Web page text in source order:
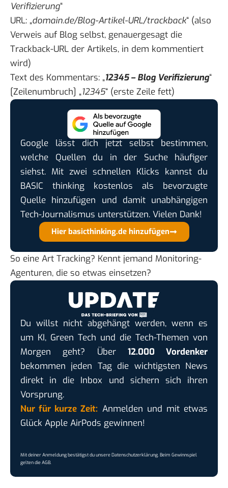
Verifizierung“
URL: „domain.de/Blog-Artikel-URL/trackback“ (also
Verweis auf Blog selbst, genauergesagt die
Trackback-URL der Artikels, in dem kommentiert
wird)
Text des Kommentars: „12345 – Blog Verifizierung“
[Zeilenumbruch] „12345“ (erste Zeile fett)
Google lässt dich jetzt selbst bestimmen,
welche Quellen du in der Suche häufiger
siehst. Mit zwei schnellen Klicks kannst du
BASIC thinking kostenlos als bevorzugte
Quelle hinzufügen und damit unabhängigen
Tech-Journalismus unterstützen. Vielen Dank!
Hier basicthinking.de hinzufügen
So eine Art Tracking? Kennt jemand Monitoring-
Agenturen, die so etwas einsetzen?
Du willst nicht abgehängt werden, wenn es
um KI, Green Tech und die Tech-Themen von
Morgen geht? Über 12.000 Vordenker
bekommen jeden Tag die wichtigsten News
direkt in die Inbox und sichern sich ihren
Vorsprung.
Nur für kurze Zeit: Anmelden und mit etwas
Glück Apple AirPods gewinnen!
Mit deiner Anmeldung bestätigst du unsereDatenschutzerklärung. Beim Gewinnspiel
gelten dieAGB.